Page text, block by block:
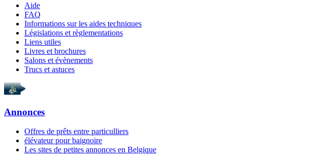
Aide
FAQ
Informations sur les aides techniques
Législations et règlementations
Liens utiles
Livres et brochures
Salons et évènements
Trucs et astuces
Annonces
Offres de prêts entre particulliers
élévateur pour baignoire
Les sites de petites annonces en Belgique